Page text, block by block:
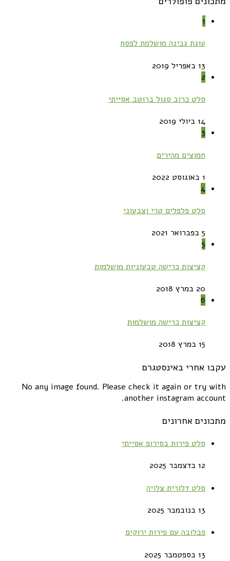
1
עוגת גבינה מושלמת לפסח
13 באפריל 2019
2
סלט כרוב סגול ברוטב אסייתי
14 ביולי 2019
3
חמוצים מהירים
1 באוגוסט 2022
4
סלט פלפלים טרי וצבעוני
5 בפברואר 2021
5
קציצות כרישה טבעוניות מושלמות
20 במרץ 2018
6
קציצות כרישה מושלמות
15 במרץ 2018
עקבו אחרי באינסטגרם
No any image found. Please check it again or try with
another instagram account.
מתכונים אחרונים
סלט פירות בסירופ אסייתי
12 בדצמבר 2025
סלט דלורית צלויה
13 בנובמבר 2025
פבלובה עם פירות ירוקים
13 בספטמבר 2025